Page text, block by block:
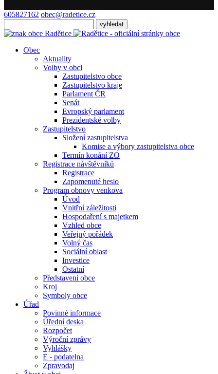
605827162 obec@radetice.cz
Obec
Aktuality
Volby v obci
Zastupitelstvo obce
Zastupitelstvo kraje
Parlament ČR
Senát
Evropský parlament
Prezidentské volby
Zastupitelstvo
Složení zastupitelstva
Komise a výbory zastupitelstva obce
Termín konání ZO
Registrace návštěvníků
Registrace
Zapomenuté heslo
Program obnovy venkova
Úvod
Vnitřní záležitosti
Hospodaření s majetkem
Vzhled obce
Veřejný pořádek
Volný čas
Sociální oblast
Investice
Ostatní
Představení obce
Kroj
Symboly obce
Úřad
Povinné informace
Úřední deska
Rozpočet
Výroční zprávy
Vyhlášky
E - podatelna
Zpravodaj